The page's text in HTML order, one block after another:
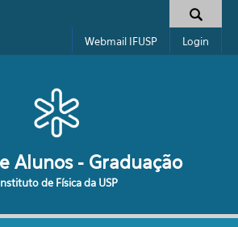
de busca
Webmail IFUSP Login
Alunos - Graduação
de Física da USP